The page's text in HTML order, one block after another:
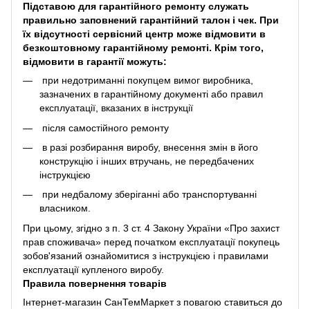
Підставою для гарантійного ремонту служать
правильно заповнений гарантійний талон і чек. При
їх відсутності сервісний центр може відмовити в
безкоштовному гарантійному ремонті. Крім того,
відмовити в гарантії можуть:
при недотриманні покупцем вимог виробника,
зазначених в гарантійному документі або правил
експлуатації, вказаних в інструкції
після самостійного ремонту
в разі розбирання виробу, внесення змін в його
конструкцію і інших втручань, не передбачених
інструкцією
при недбалому зберіганні або транспортуванні
власником.
При цьому, згідно з п. 3 ст. 4 Закону України «Про захист
прав споживача» перед початком експлуатації покупець
зобов'язаний ознайомитися з інструкцією і правилами
експлуатації купленого виробу.
Правила повернення товарів
Інтернет-магазин СанТемМаркет з повагою ставиться до